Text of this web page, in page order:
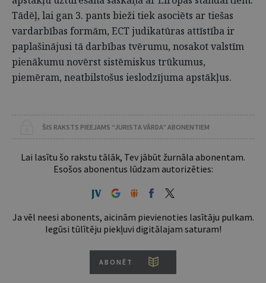
Tādēļ, lai gan 3. pants bieži tiek asociēts ar tiešas
vardarbības formām, ECT judikatūras attīstība ir
paplašinājusi tā darbības tvērumu, nosakot valstīm
pienākumu novērst sistēmiskus trūkumus,
piemēram, neatbilstošus ieslodzījuma apstākļus.
ŠIS RAKSTS PIEEJAMS “JURISTA VĀRDA” ABONENTIEM
Lai lasītu šo rakstu tālāk, Tev jābūt žurnāla abonentam.
Esošos abonentus lūdzam autorizēties:
Ja vēl neesi abonents, aicinām pievienoties lasītāju pulkam.
Iegūsi tūlītēju piekļuvi digitālajam saturam!
ABONĒT